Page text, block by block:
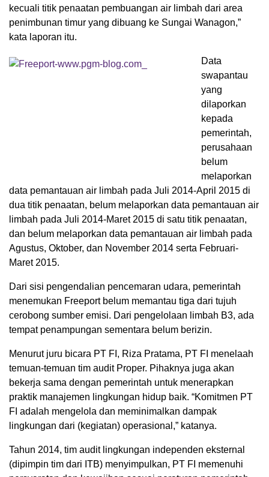
kecuali titik penaatan pembuangan air limbah dari area
penimbunan timur yang dibuang ke Sungai Wanagon,”
kata laporan itu.
Data
swapantau
yang
dilaporkan
kepada
pemerintah,
perusahaan
belum
melaporkan
data pemantauan air limbah pada Juli 2014-April 2015 di
dua titik penaatan, belum melaporkan data pemantauan air
limbah pada Juli 2014-Maret 2015 di satu titik penaatan,
dan belum melaporkan data pemantauan air limbah pada
Agustus, Oktober, dan November 2014 serta Februari-
Maret 2015.
Dari sisi pengendalian pencemaran udara, pemerintah
menemukan Freeport belum memantau tiga dari tujuh
cerobong sumber emisi. Dari pengelolaan limbah B3, ada
tempat penampungan sementara belum berizin.
Menurut juru bicara PT FI, Riza Pratama, PT FI menelaah
temuan-temuan tim audit Proper. Pihaknya juga akan
bekerja sama dengan pemerintah untuk menerapkan
praktik manajemen lingkungan hidup baik. “Komitmen PT
FI adalah mengelola dan meminimalkan dampak
lingkungan dari (kegiatan) operasional,” katanya.
Tahun 2014, tim audit lingkungan independen eksternal
(dipimpin tim dari ITB) menyimpulkan, PT FI memenuhi